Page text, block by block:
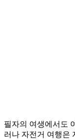
필자의 여생에서도
러나 자전거 여행은